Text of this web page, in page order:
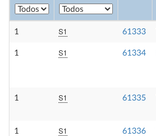
1 S1 61333
1 S1 61334
1 S1 61335
1 S1 61336